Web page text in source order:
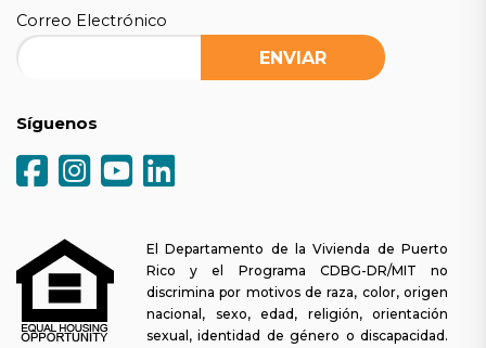
Correo Electrónico
Síguenos
El Departamento de la Vivienda de Puerto
Rico y el Programa CDBG-DR/MIT no
discrimina por motivos de raza, color, origen
nacional, sexo, edad, religión, orientación
sexual, identidad de género o discapacidad.